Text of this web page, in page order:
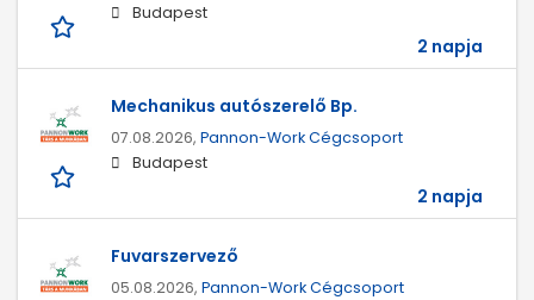
Budapest
2 napja
Mechanikus autószerelő Bp.
07.08.2026, Pannon-Work Cégcsoport
Budapest
2 napja
Fuvarszervező
05.08.2026, Pannon-Work Cégcsoport